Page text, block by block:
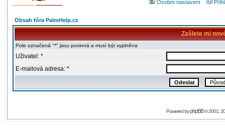
Osobní nastavení
Obsah fóra PalmHelp.cz
Zašlete mi
Pole označená "*" jsou povinná a musí být vyplněna
Uživatel: *
E-mailová adresa: *
Powered byphpBB© 2001,